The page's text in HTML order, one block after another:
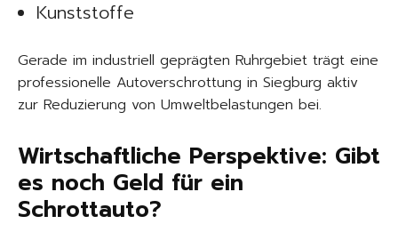
Kunststoffe
Gerade im industriell geprägten Ruhrgebiet trägt eine
professionelle Autoverschrottung in Siegburg aktiv
zur Reduzierung von Umweltbelastungen bei.
Wirtschaftliche Perspektive: Gibt
es noch Geld für ein
Schrottauto?